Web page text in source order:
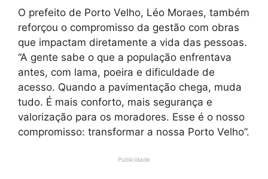
O prefeito de Porto Velho, Léo Moraes, também
reforçou o compromisso da gestão com obras
que impactam diretamente a vida das pessoas.
“A gente sabe o que a população enfrentava
antes, com lama, poeira e dificuldade de
acesso. Quando a pavimentação chega, muda
tudo. É mais conforto, mais segurança e
valorização para os moradores. Esse é o nosso
compromisso: transformar a nossa Porto Velho”.
Publicidade